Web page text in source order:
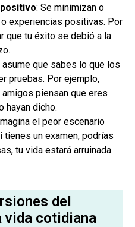
: Se minimizan o
experiencias positivas. Por
que tu éxito se debió a la
asume que sabes lo que los
pruebas. Por ejemplo,
piensan que eres
hayan dicho.
el peor escenario
un examen, podrías
tu vida estará arruinada.
del
vida cotidiana